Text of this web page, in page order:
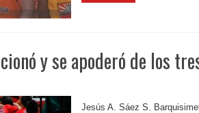
y se apoderó de los
Jesús A. Sáez S.